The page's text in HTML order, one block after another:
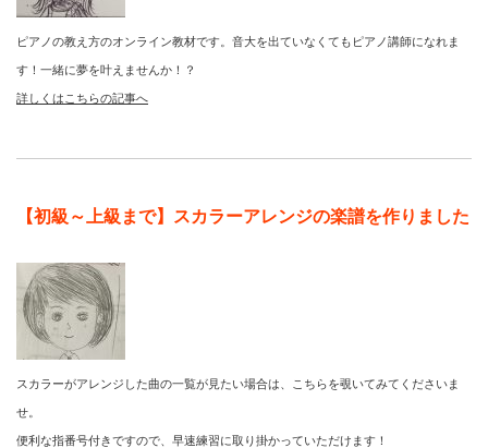
ピアノの教え方のオンライン教材です。音大を出ていなくてもピアノ講師になれま
す！一緒に夢を叶えませんか！？
詳しくはこちらの記事へ
【初級～上級まで】スカラーアレンジの楽譜を作りました
スカラーがアレンジした曲の一覧が見たい場合は、こちらを覗いてみてくださいま
せ。
便利な指番号付きですので、早速練習に取り掛かっていただけます！